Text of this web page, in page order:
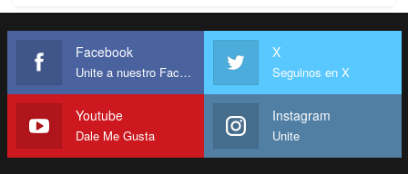
ha enfrentado guerras con sus vecinos China y
Pakistán. Se trata de una de las regiones más
calientes del planeta, ya que por el océano Índico
pasa buena parte del flujo comercial y petrolero
entre Medio Oriente y China. Por el contrario,
Brasil está en la región menos conflictiva, que
Facebook
Unite a nuestro Facebook
X
Seguinos en X
Youtube
Dale Me Gusta
Instagram
Unite